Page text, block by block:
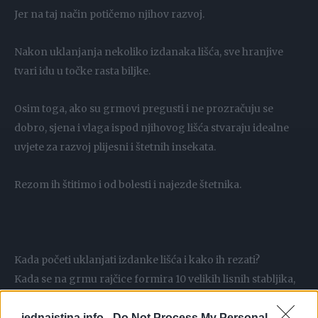
Jer na taj način potičemo njihov razvoj.
Nakon uklanjanja nekoliko izdanaka lišća, sve hranjive
tvari idu u točke rasta biljke.
Osim toga, ako su grmovi pregusti i ne prozračuju se
dobro, sjena i vlaga ispod njihovog lišća stvaraju idealne
uvjete za razvoj plijesni i štetnih insekata.
Rezom ih štitimo i od bolesti i najezde štetnika.
Kada početi uklanjati izdanke lišća i kako ih rezati?
Kada se na grmu rajčice formira 10 velikih lisnih stabljika,